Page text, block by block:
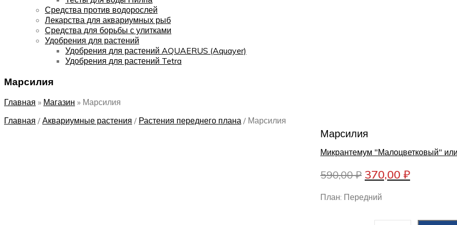
Средства против водорослей
Лекарства для аквариумных рыб
Средства для борьбы с улитками
Удобрения для растений
Удобрения для растений AQUAERUS (Aquayer)
Удобрения для растений Tetra
Марсилия
Главная » Магазин » Марсилия
Главная / Аквариумные растения / Растения переднего плана / Марсилия
Марсилия
Микрантемум "Малоцветковый"
590,00₽ Первоначальная
составляла
590,00 ₽.
370,00₽Текущая
План: Передний